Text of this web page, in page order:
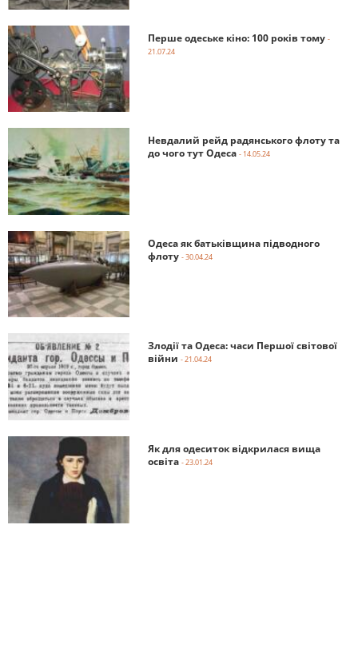
Перше одеське кіно: 100 років тому -
21.07.24
Невдалий рейд радянського флоту та
до чого тут Одеса - 14.05.24
Одеса як батьківщина підводного
флоту - 30.04.24
Злодії та Одеса: часи Першої світової
війни - 21.04.24
Як для одеситок відкрилася вища
освіта - 23.01.24